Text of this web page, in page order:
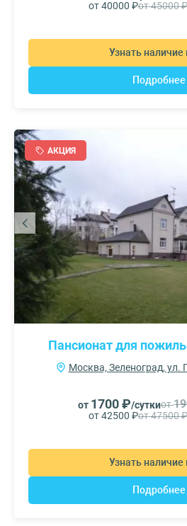
от 40000 ₽от 45000 ₽
Узнать наличие
Подробнее
АКЦИЯ
Пансионат для
Москва, Зеленоград, ул.
от 1700 ₽/суткиот
от 42500 ₽от 47500 ₽
Узнать наличие
Подробнее